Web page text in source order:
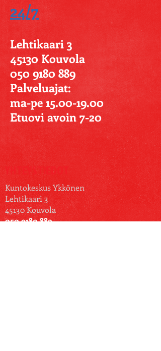
24/7
Lehtikaari 3
45130 Kouvola
050 9180 889
Palveluajat:
ma-pe 15.00-19.00
Etuovi avoin 7-20
YHTEYSTIEDOT
Kuntokeskus Ykkönen
Lehtikaari 3
45130 Kouvola
050 9180 889